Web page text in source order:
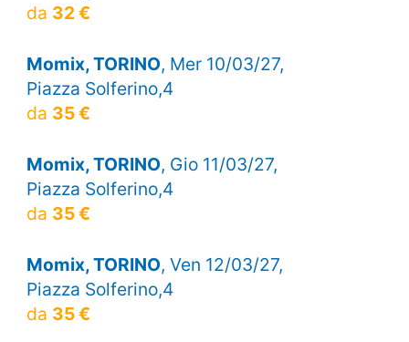
da 32 €
Momix, TORINO, Mer 10/03/27,
Piazza Solferino,4
da 35 €
Momix, TORINO, Gio 11/03/27,
Piazza Solferino,4
da 35 €
Momix, TORINO, Ven 12/03/27,
Piazza Solferino,4
da 35 €